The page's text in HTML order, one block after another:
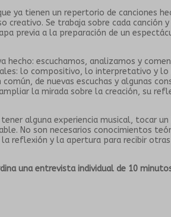
ya tienen un repertorio de canciones
creativo. Se trabaja sobre cada canción
previa a la preparación de un
hecho: escuchamos, analizamos y
lo compositivo, lo interpretativo y lo
de nuevas escuchas y algunas
la mirada sobre la creación, su
tener alguna experiencia musical, tocar
No son necesarios conocimientos
reflexión y la apertura para recibir otras
una entrevista individual de 10